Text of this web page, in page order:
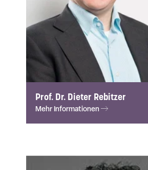
Prof. Dr. Dieter Rebitzer
Mehr Informationen